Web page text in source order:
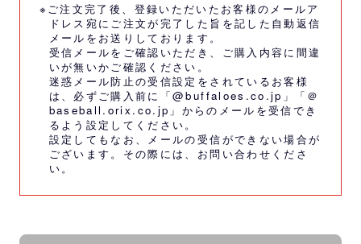
※ご注文完了後、登録いただいたお客様のメールア
ドレス宛にご注文が完了した旨を記した自動返信
メールをお送りしております。
受信メールをご確認いただき、ご購入内容に間違
いが無いかご確認ください。
迷惑メール防止の受信設定をされているお客様
は、必ずご購入前に「@buffaloes.co.jp」「＠
baseball.orix.co.jp」からのメールを受信でき
るよう設定してください。
設定してもなお、メールの受信ができない場合が
ございます。その際には、 お問い合わせくださ
い。